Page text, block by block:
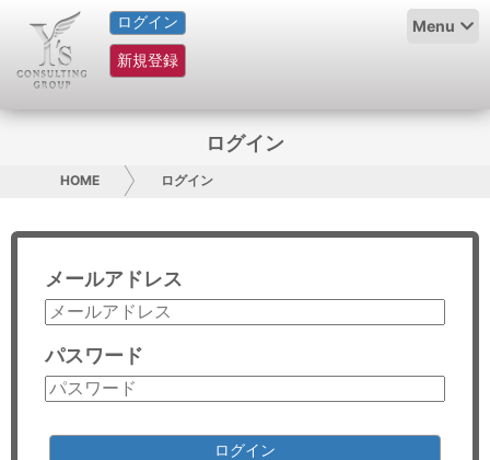
ログイン
新規登録
Menu
HOME
サービス紹介
グループ概要
採用情報
お問い合わせ
コンサルティング
リサーチ
ログイン
HOME ログイン
メールアドレス
パスワード
ログイン